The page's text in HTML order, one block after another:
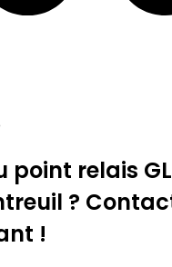
point relais
?
!